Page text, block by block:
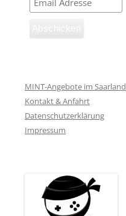
MINT-Angebote im Saarland
Kontakt & Anfahrt
Datenschutzerklärung
Impressum